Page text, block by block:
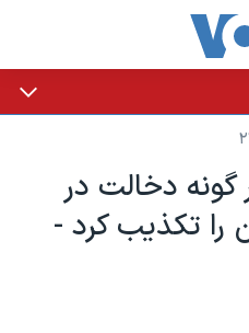
دخالت در
را تکذيب کرد -